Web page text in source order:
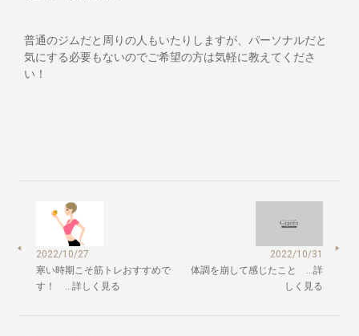
普通のジムだと周りの人もいたりしますが、パーソナルだと
気にする必要もないのでご希望の方は気軽に教えてくださ
い！
2022/10/27
寒い時期こそ筋トレおすすめで
す！ …詳しく見る
2022/10/31
体調を崩して感じたこと …詳
しく見る